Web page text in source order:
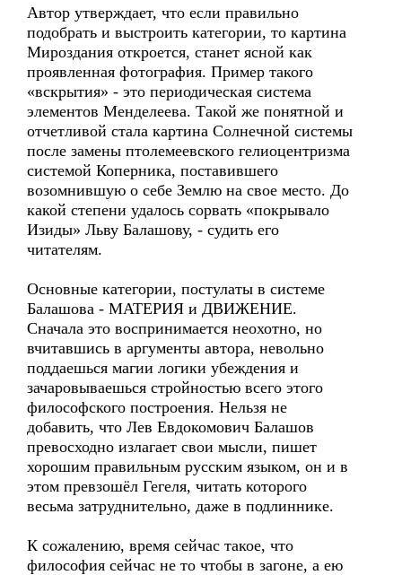
Автор утверждает, что если правильно
подобрать и выстроить категории, то картина
Мироздания откроется, станет ясной как
проявленная фотография. Пример такого
«вскрытия» - это периодическая система
элементов Менделеева. Такой же понятной и
отчетливой стала картина Солнечной системы
после замены птолемеевского гелиоцентризма
системой Коперника, поставившего
возомнившую о себе Землю на свое место. До
какой степени удалось сорвать «покрывало
Изиды» Льву Балашову, - судить его
читателям.
Основные категории, постулаты в системе
Балашова - МАТЕРИЯ и ДВИЖЕНИЕ.
Сначала это воспринимается неохотно, но
вчитавшись в аргументы автора, невольно
поддаешься магии логики убеждения и
зачаровываешься стройностью всего этого
философского построения. Нельзя не
добавить, что Лев Евдокомович Балашов
превосходно излагает свои мысли, пишет
хорошим правильным русским языком, он и в
этом превзошёл Гегеля, читать которого
весьма затруднительно, даже в подлиннике.
К сожалению, время сейчас такое, что
философия сейчас не то чтобы в загоне, а ею